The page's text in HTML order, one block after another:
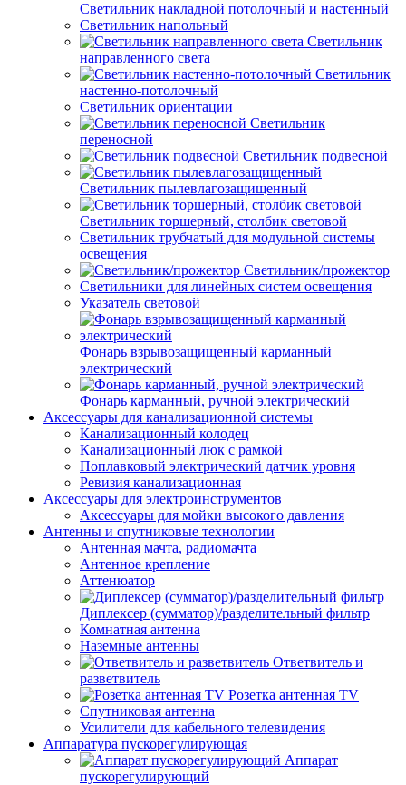
Светильник накладной потолочный и настенный
Светильник напольный
Светильник
направленного света
Светильник
настенно-потолочный
Светильник ориентации
Светильник
переносной
Светильник подвесной
Светильник пылевлагозащищенный
Светильник торшерный, столбик световой
Светильник трубчатый для модульной системы
освещения
Светильник/прожектор
Светильники для линейных систем освещения
Указатель световой
Фонарь взрывозащищенный карманный
электрический
Фонарь карманный, ручной электрический
Аксессуары для канализационной системы
Канализационный колодец
Канализационный люк с рамкой
Поплавковый электрический датчик уровня
Ревизия канализационная
Аксессуары для электроинструментов
Аксессуары для мойки высокого давления
Антенны и спутниковые технологии
Антенная мачта, радиомачта
Антенное крепление
Аттенюатор
Диплексер (сумматор)/разделительный фильтр
Комнатная антенна
Наземные антенны
Ответвитель и
разветвитель
Розетка антенная TV
Спутниковая антенна
Усилители для кабельного телевидения
Аппаратура пускорегулирующая
Аппарат
пускорегулирующий